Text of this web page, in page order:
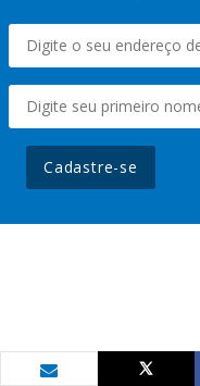
Cadastre-se